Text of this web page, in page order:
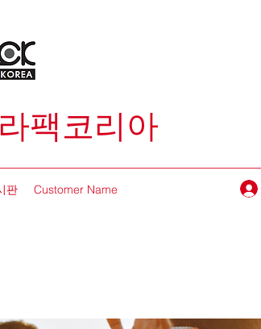
라팩코리아
판 Customer Name